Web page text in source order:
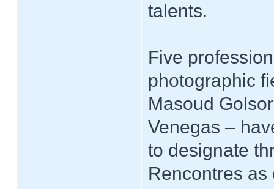
talents.
Five
photographic
Masoud
Venegas –
to designate
Rencontres as